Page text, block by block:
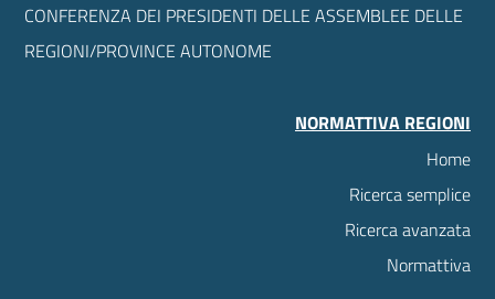
CONFERENZA DEI PRESIDENTI DELLE ASSEMBLEE DELLE
REGIONI/PROVINCE AUTONOME
NORMATTIVA REGIONI
Home
Ricerca semplice
Ricerca avanzata
Normattiva